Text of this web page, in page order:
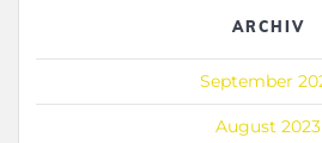
ARCHIV
September
August 2023